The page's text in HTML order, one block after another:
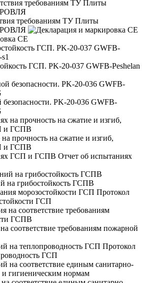
требованиям ТУ Плиты
CE
ГСП. PK-20-037 GWFB-Peshelan
PK-20-036 GWFB-
прочность на сжатие и изгиб,
и ГСПВ
Отчет об испытаниях
на грибостойкость ГСПВ
Протокол
ГСП
соответствие требованиям пожарной
Протокол
ГСП